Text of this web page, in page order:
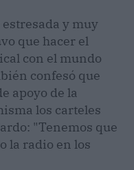
y muy
que hacer el
con el mundo
confesó que
apoyo de la
los carteles
"Tenemos que
la radio en los